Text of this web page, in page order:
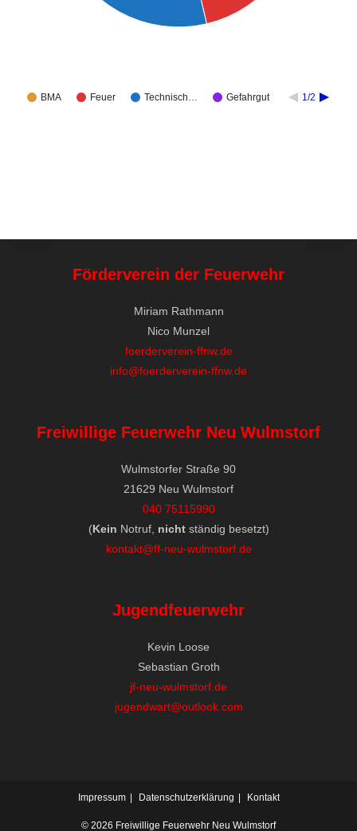
BMA Feuer Technisch… Gefahrgut 1/2
Förderverein der Feuerwehr
Miriam Rathmann
Nico Munzel
foerderverein-ffnw.de
info@foerderverein-ffnw.de
Freiwillige Feuerwehr Neu Wulmstorf
Wulmstorfer Straße 90
21629 Neu Wulmstorf
040 75115990
(Kein Notruf, nicht ständig besetzt)
kontakt@ff-neu-wulmstorf.de
Jugendfeuerwehr
Kevin Loose
Sebastian Groth
jf-neu-wulmstorf.de
jugendwart@outlook.com
Impressum Datenschutzerklärung Kontakt
© 2026 Freiwillige Feuerwehr Neu Wulmstorf